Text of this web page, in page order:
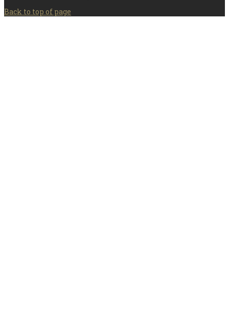
Back to top of page